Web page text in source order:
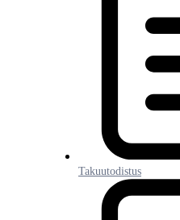
Takuutodistus